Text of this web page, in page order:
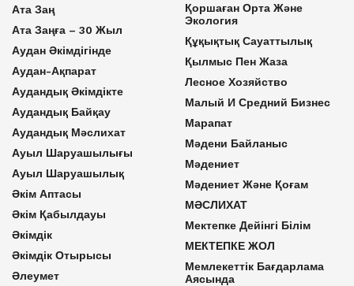
Ата Заң
Ата Заңға – 30 Жыл
Аудан Әкімдігінде
Аудан-Ақпарат
Аудандық Әкімдікте
Аудандық Байқау
Аудандық Мәслихат
Ауыл Шаруашылығы
Ауыл Шаруашылық
Әкім Аптасы
Әкім Қабылдауы
Әкімдік
Әкімдік Отырысы
Әлеумет
Қоршаған Орта Және
Экология
Құқықтық Сауаттылық
Қылмыс Пен Жаза
Лесное Хозяйство
Малый И Средний Бизнес
Марапат
Мәдени Байланыс
Мәдениет
Мәдениет Және Қоғам
МӘСЛИХАТ
Мектепке Дейінгі Білім
МЕКТЕПКЕ ЖОЛ
Мемлекеттік Бағдарлама
Аясында